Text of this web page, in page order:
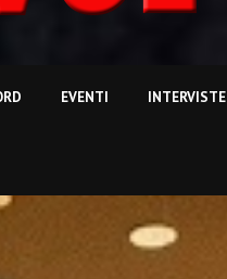
EVENTI INTERVISTE